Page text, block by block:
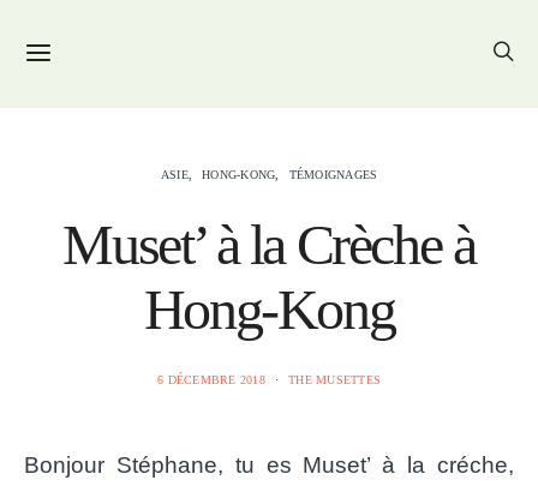
ASIE HONG-KONG TÉMOIGNAGES
Muset’ à la Crèche à
Hong-Kong
6 DÉCEMBRE 2018 THE MUSETTES
Bonjour Stéphane, tu es Muset’ à la créche,